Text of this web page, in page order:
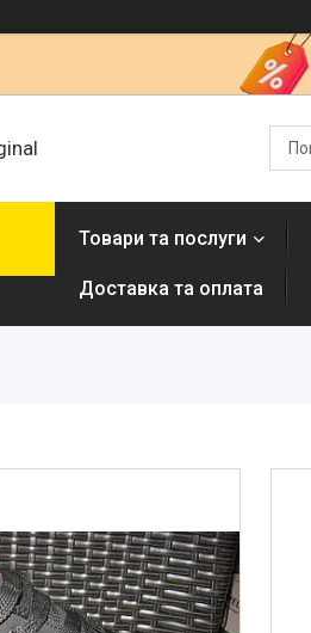
Товари та послуги
Доставка та оплата